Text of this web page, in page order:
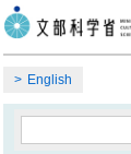
English